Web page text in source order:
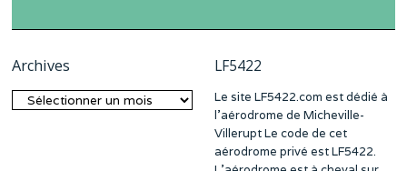
Archives
Archives
LF5422
Le site LF5422.com est dédié à
l’aérodrome de Micheville-
Villerupt Le code de cet
aérodrome privé est LF5422.